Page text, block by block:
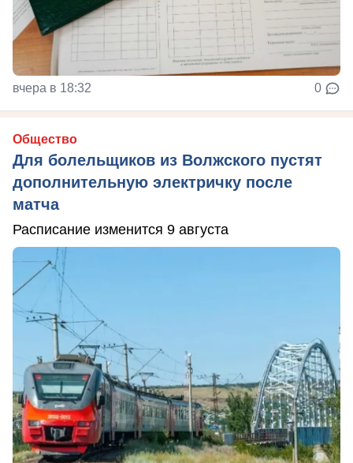
вчера в 18:32 0
Общество
Для болельщиков из Волжского пустят
дополнительную электричку после
матча
Расписание изменится 9 августа